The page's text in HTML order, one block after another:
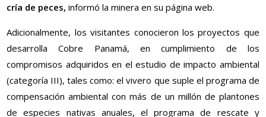
cría de peces, informó la minera en su página web.
Adicionalmente, los visitantes conocieron los proyectos que
desarrolla Cobre Panamá, en cumplimiento de los
compromisos adquiridos en el estudio de impacto ambiental
(categoría III), tales como: el vivero que suple el programa de
compensación ambiental con más de un millón de plantones
de especies nativas anuales, el programa de rescate y